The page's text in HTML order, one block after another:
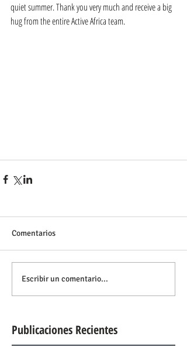
quiet summer. Thank you very much and receive a big
hug from the entire Active Africa team.
Comentarios
Escribir un comentario...
Publicaciones Recientes